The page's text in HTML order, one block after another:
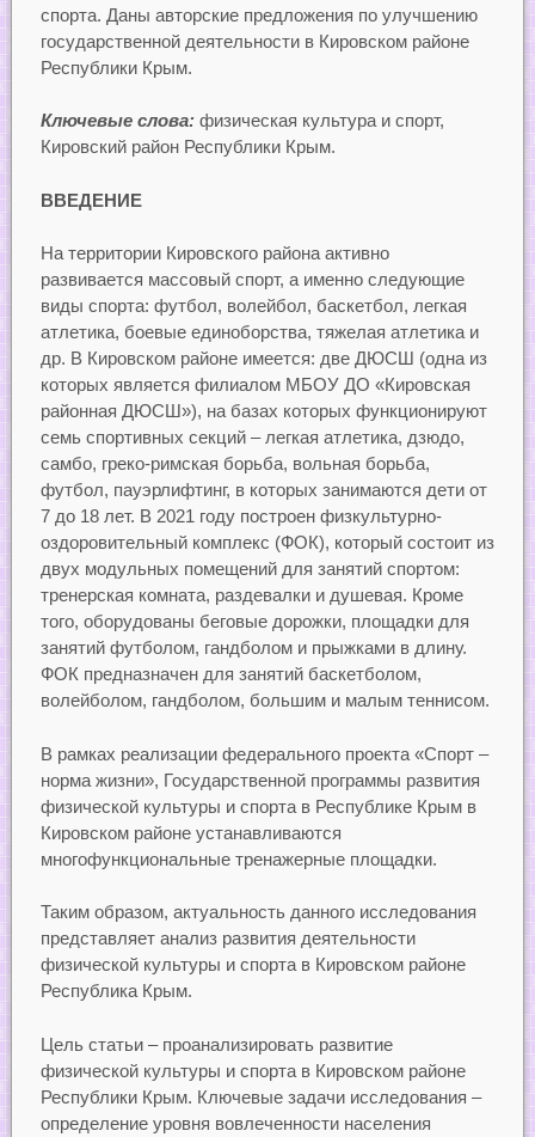
спорта. Даны авторские предложения по улучшению
государственной деятельности в Кировском районе
Республики Крым.
Ключевые слова: физическая культура и спорт,
Кировский район Республики Крым.
ВВЕДЕНИЕ
На территории Кировского района активно
развивается массовый спорт, а именно следующие
виды спорта: футбол, волейбол, баскетбол, легкая
атлетика, боевые единоборства, тяжелая атлетика и
др. В Кировском районе имеется: две ДЮСШ (одна из
которых является филиалом МБОУ ДО «Кировская
районная ДЮСШ»), на базах которых функционируют
семь спортивных секций – легкая атлетика, дзюдо,
самбо, греко-римская борьба, вольная борьба,
футбол, пауэрлифтинг, в которых занимаются дети от
7 до 18 лет. В 2021 году построен физкультурно-
оздоровительный комплекс (ФОК), который состоит из
двух модульных помещений для занятий спортом:
тренерская комната, раздевалки и душевая. Кроме
того, оборудованы беговые дорожки, площадки для
занятий футболом, гандболом и прыжками в длину.
ФОК предназначен для занятий баскетболом,
волейболом, гандболом, большим и малым теннисом.
В рамках реализации федерального проекта «Спорт –
норма жизни», Государственной программы развития
физической культуры и спорта в Республике Крым в
Кировском районе устанавливаются
многофункциональные тренажерные площадки.
Таким образом, актуальность данного исследования
представляет анализ развития деятельности
физической культуры и спорта в Кировском районе
Республика Крым.
Цель статьи – проанализировать развитие
физической культуры и спорта в Кировском районе
Республики Крым. Ключевые задачи исследования –
определение уровня вовлеченности населения